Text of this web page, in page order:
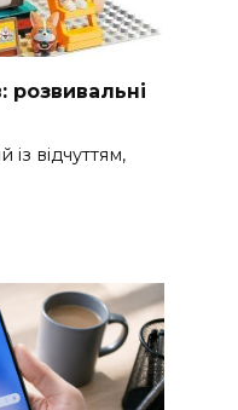
розвивальні
відчуттям,